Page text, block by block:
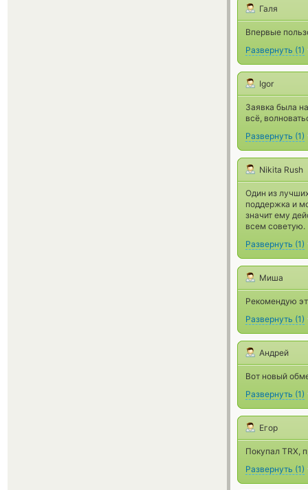
Галя
Впервые
Развернуть (1)
Igor
Заявка была
всё,
Развернуть (1)
Nikita Rush
Один из
поддержка и
значит ему
всем советую.
Развернуть (1)
Миша
Рекомендую
Развернуть (1)
Андрей
Вот новый
Развернуть (1)
Егор
Покупал TRX,
Развернуть (1)